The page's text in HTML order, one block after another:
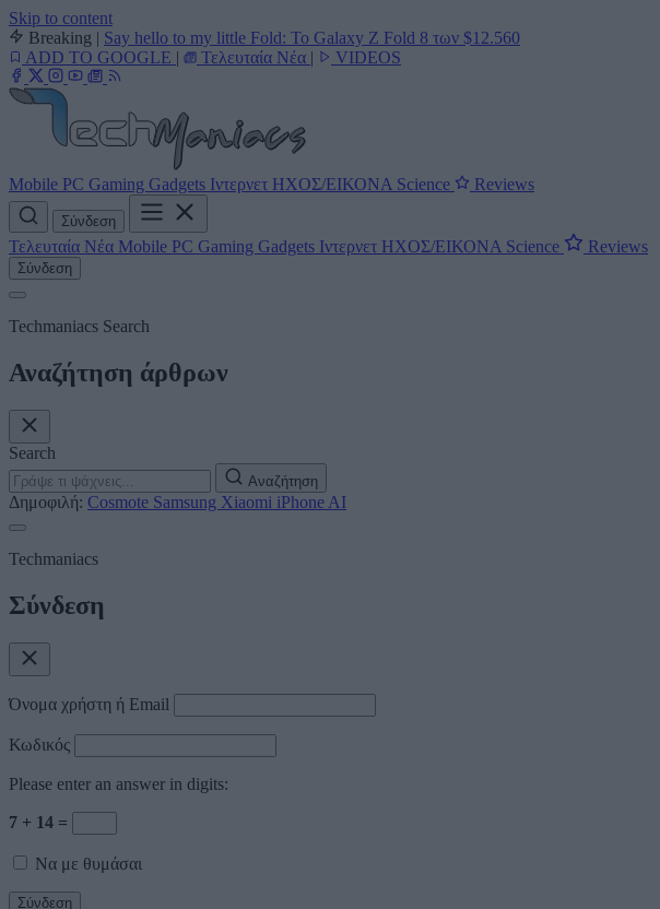
Skip to content
Breaking | Say hello to my little Fold: Το Galaxy Z Fold 8 των $12.560
ADD TO GOOGLE | Τελευταία Νέα | VIDEOS
Mobile PC Gaming Gadgets Ιντερνετ ΗΧΟΣ/ΕΙΚΟΝΑ Science Reviews
Σύνδεση
Τελευταία Νέα Mobile PC Gaming Gadgets Ιντερνετ ΗΧΟΣ/ΕΙΚΟΝΑ Science Reviews
Σύνδεση
Techmaniacs Search
Αναζήτηση άρθρων
Search
Αναζήτηση
Δημοφιλή: Cosmote Samsung Xiaomi iPhone AI
Techmaniacs
Σύνδεση
Όνομα χρήστη ή Email
Κωδικός
Please enter an answer in digits:
7 + 14 =
Να με θυμάσαι